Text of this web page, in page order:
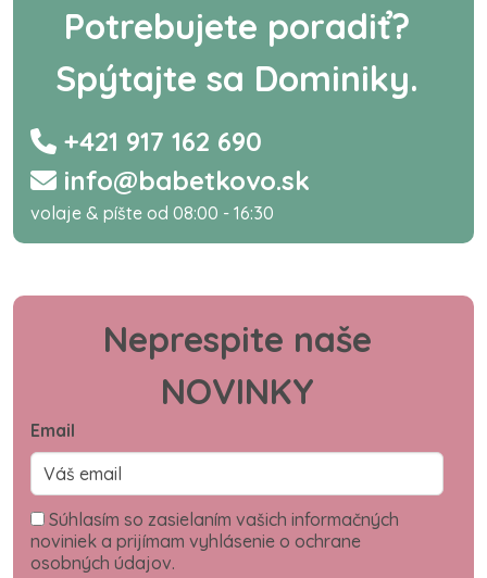
Potrebujete poradiť?
Spýtajte sa Dominiky.
+421 917 162 690
info@babetkovo.sk
volaje & píšte od 08:00 - 16:30
Neprespite naše
NOVINKY
Email
Súhlasím so zasielaním vašich informačných
noviniek a prijímam vyhlásenie o ochrane
osobných údajov.